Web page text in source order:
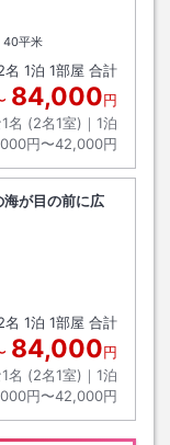
40平米
名 1泊 1部屋 合計
84,000円
名 (2名1室)｜ 1泊
円〜42,000円
海が目の前に広
名 1泊 1部屋 合計
84,000円
名 (2名1室)｜ 1泊
円〜42,000円